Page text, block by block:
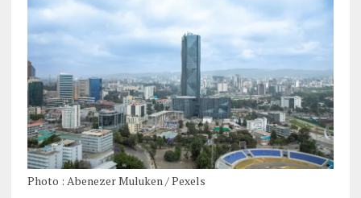
Photo : Abenezer Muluken / Pexels